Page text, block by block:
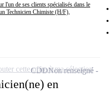
l'un de ses clients spécialisés dans le
Technicien Chimiste (H/F),
en
CDDNon renseigné
cette offre à ma sélection